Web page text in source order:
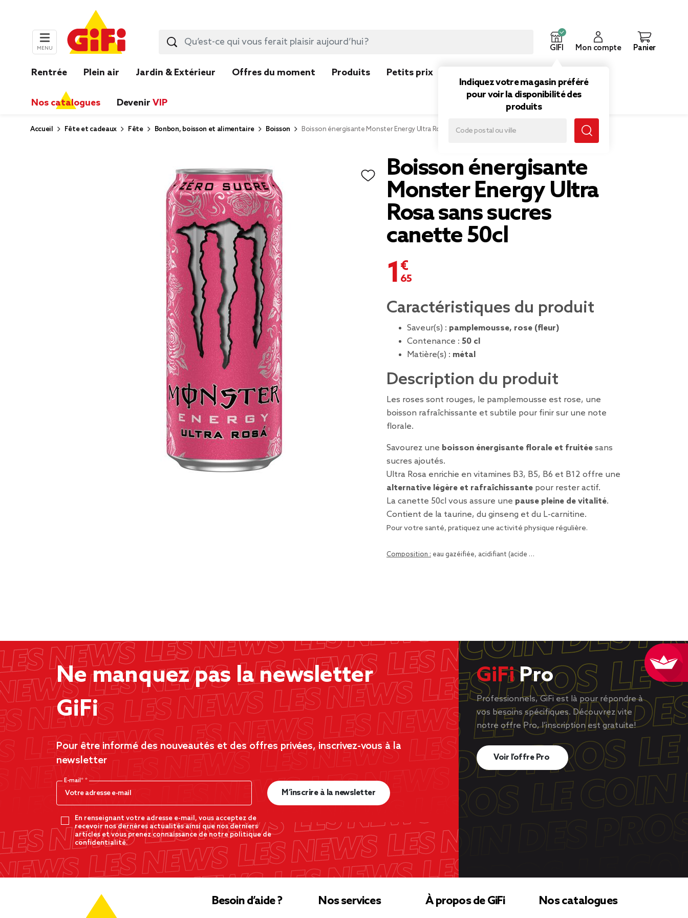
MENU GIFI
Indiquez votre magasin préféré
pour voir la disponibilité des
produits
Mon compte Panier
Rentrée Plein air Jardin & Extérieur Offres du moment Produits Petits prix
Nos catalogues Devenir VIP
Accueil Fête et cadeaux Fête Bonbon, boisson et alimentaire Boisson Boisson énergisante Monster Energy Ultra Rosa sans sucres canette 50cl
Boisson énergisante
Monster Energy Ultra
Rosa sans sucres
canette 50cl
1,65 €
Caractéristiques du produit
Saveur(s) : pamplemousse, rose (fleur)
Contenance : 50 cl
Matière(s) : métal
Description du produit
Les roses sont rouges, le pamplemousse est rose, une
boisson rafraîchissante et subtile pour finir sur une note
florale.
Savourez une boisson énergisante florale et fruitée sans
sucres ajoutés.
Ultra Rosa enrichie en vitamines B3, B5, B6 et B12 offre une
alternative légère et rafraîchissante pour rester actif.
La canette 50cl vous assure une pause pleine de vitalité.
Contient de la taurine, du ginseng et du L-carnitine.
Pour votre santé, pratiquez une activité physique régulière.
Composition : eau gazéifiée, acidifiant (acide …
Ne manquez pas la newsletter
GiFi
Pour être informé des nouveautés et des offres privées, inscrivez-vous à la
newsletter
E-mail*
En renseignant votre adresse e-mail, vous acceptez de
recevoir nos dernères actualités ainsi que nos derniers
articles et vous prenez connaissance de notre politique de
confidentialité.
M’inscrire à la newsletter
GiFiPro
Professionnels, GiFi est là pour répondre à
vos besoins spécifiques. Découvrez vite
notre offre Pro, l’inscription est gratuite!
Voir l’offre Pro
Besoin d’aide ? Nos services À propos de GiFi Nos catalogues